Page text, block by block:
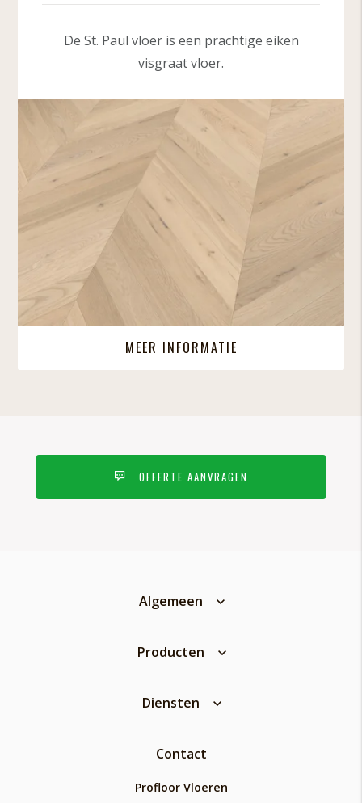
De St. Paul vloer is een prachtige eiken
visgraat vloer.
MEER INFORMATIE
OFFERTE AANVRAGEN
Algemeen
Producten
Diensten
Contact
Profloor Vloeren